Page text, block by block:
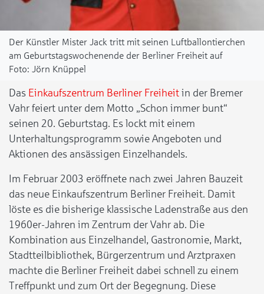
Der Künstler Mister Jack tritt mit seinen Luftballontierchen
am Geburtstagswochenende der Berliner Freiheit auf
Jörn Knüppel
Das Einkaufszentrum Berliner Freiheit in der Bremer
Vahr feiert unter dem Motto „Schon immer bunt“
seinen 20. Geburtstag. Es lockt mit einem
Unterhaltungsprogramm sowie Angeboten und
Aktionen des ansässigen Einzelhandels.
Im Februar 2003 eröffnete nach zwei Jahren Bauzeit
das neue Einkaufszentrum Berliner Freiheit. Damit
löste es die bisherige klassische Ladenstraße aus den
1960er-Jahren im Zentrum der Vahr ab. Die
Kombination aus Einzelhandel, Gastronomie, Markt,
Stadtteilbibliothek, Bürgerzentrum und Arztpraxen
machte die Berliner Freiheit dabei schnell zu einem
Treffpunkt und zum Ort der Begegnung. Diese